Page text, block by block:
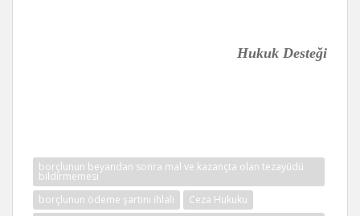
Hukuk Desteği
borçlunun beyandan sonra mal ve kazançta olan tezayüdü
bildirmemesi
borçlunun ödeme şartını ihlali
Ceza Hukuku